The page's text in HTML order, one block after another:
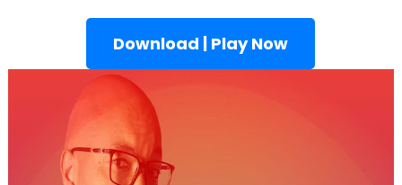
Download | Play Now